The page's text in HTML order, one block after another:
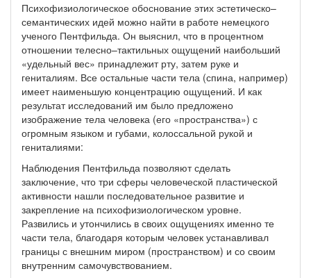
Психофизиологическое обоснование этих эстетическо–
семантических идей можно найти в работе немецкого
ученого Пентфильда. Он выяснил, что в процентном
отношении телесно–тактильных ощущений наибольший
«удельный вес» принадлежит рту, затем руке и
гениталиям. Все остальные части тела (спина, например)
имеет наименьшую концентрацию ощущений. И как
результат исследований им было предложено
изображение тела человека (его «пространства») с
огромным языком и губами, колоссальной рукой и
гениталиями:
Наблюдения Пентфильда позволяют сделать
заключение, что три сферы человеческой пластической
активности нашли последовательное развитие и
закрепление на психофизиологическом уровне.
Развились и утончились в своих ощущениях именно те
части тела, благодаря которым человек устанавливал
границы с внешним миром (пространством) и со своим
внутренним самочувствованием.